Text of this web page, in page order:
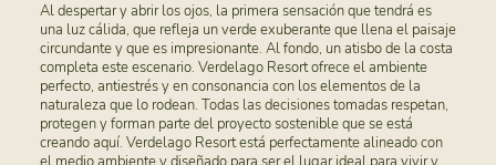
Al despertar y abrir los ojos, la primera sensación que tendrá es
una luz cálida, que refleja un verde exuberante que llena el paisaje
circundante y que es impresionante. Al fondo, un atisbo de la costa
completa este escenario. Verdelago Resort ofrece el ambiente
perfecto, antiestrés y en consonancia con los elementos de la
naturaleza que lo rodean. Todas las decisiones tomadas respetan,
protegen y forman parte del proyecto sostenible que se está
creando aquí. Verdelago Resort está perfectamente alineado con